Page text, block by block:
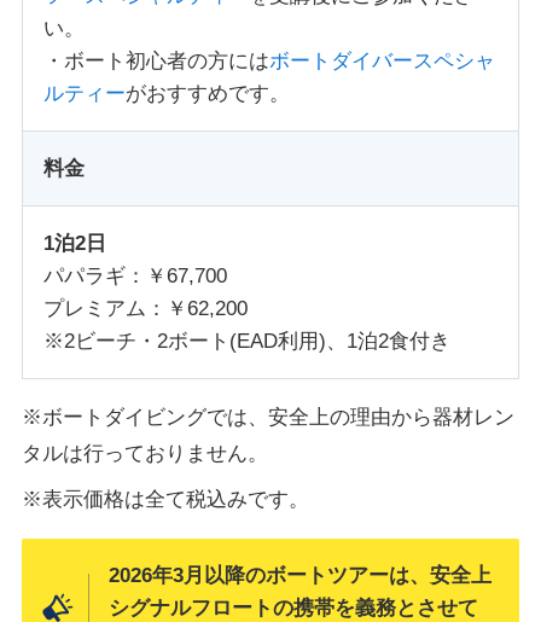
い。
・ボート初心者の方にはボートダイバースペシャ
ルティーがおすすめです。
料金
1泊2日
パパラギ：￥67,700
プレミアム：￥62,200
※2ビーチ・2ボート(EAD利用)、1泊2食付き
※ボートダイビングでは、安全上の理由から器材レン
タルは行っておりません。
※表示価格は全て税込みです。
2026年3月以降のボートツアーは、安全上
シグナルフロートの携帯を義務とさせて